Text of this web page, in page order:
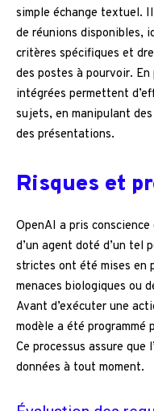
simple échange textuel.
de réunions disponibles,
critères spécifiques et
des postes à pourvoir.
intégrées permettent
sujets, en manipulant
des présentations.
Risques et
OpenAI a pris conscience
d’un agent doté d’un tel
strictes ont été mises en
menaces biologiques ou
Avant d’exécuter une
modèle a été programmé
Ce processus assure
données à tout moment.